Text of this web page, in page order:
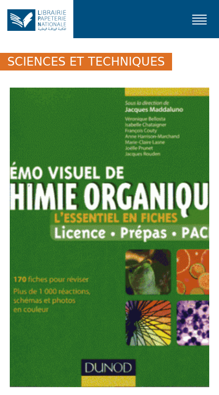
SCIENCES ET TECHNIQUES